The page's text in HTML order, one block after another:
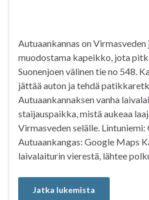
Autuaankannas on
muodostama kapeikko, jota
Suonenjoen välinen tie no 548.
jättää auton ja tehdä
Autuaankannaksen vanha
staijauspaikka, mistä aukeaa
Virmasveden selälle.
Autuaankangas: Google Maps
laivalaiturin vierestä, lähtee
Jatka lukemista